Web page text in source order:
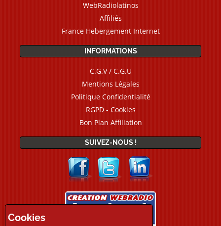
WebRadiolatinos
Affiliés
France Hebergement Internet
INFORMATIONS
C.G.V / C.G.U
Mentions Légales
Politique Confidentialité
RGPD - Cookies
Bon Plan Affiliation
SUIVEZ-NOUS !
Cookies